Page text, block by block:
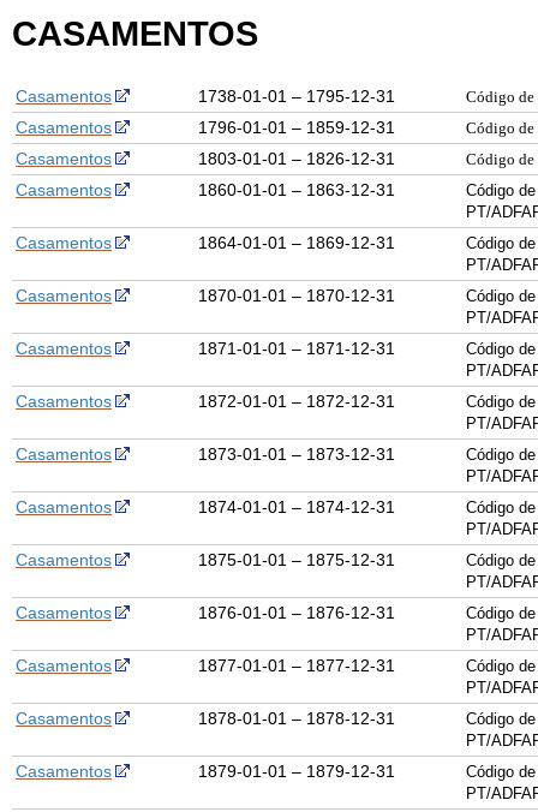
CASAMENTOS
Casamentos 1738-01-01 – 1795-12-31 Código de
Casamentos 1796-01-01 – 1859-12-31 Código de
Casamentos 1803-01-01 – 1826-12-31 Código de
Casamentos 1860-01-01 – 1863-12-31
Código
PT/
Casamentos 1864-01-01 – 1869-12-31
Código
PT/
Casamentos 1870-01-01 – 1870-12-31
Código
PT/
Casamentos 1871-01-01 – 1871-12-31
Código
PT/
Casamentos 1872-01-01 – 1872-12-31
Código
PT/
Casamentos 1873-01-01 – 1873-12-31
Código
PT/
Casamentos 1874-01-01 – 1874-12-31
Código
PT/
Casamentos 1875-01-01 – 1875-12-31
Código
PT/
Casamentos 1876-01-01 – 1876-12-31
Código
PT/
Casamentos 1877-01-01 – 1877-12-31
Código
PT/
Casamentos 1878-01-01 – 1878-12-31
Código
PT/
Casamentos 1879-01-01 – 1879-12-31
Código
PT/